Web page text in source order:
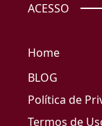
ACESSO
Home
BLOG
Política de
Termos de